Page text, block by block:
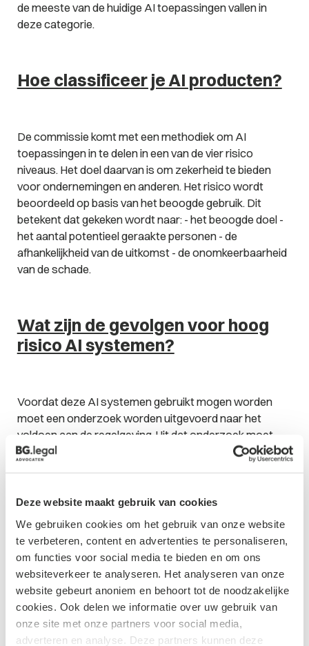
Deze website maakt gebruik van cookies
We gebruiken cookies om het gebruik van onze website
te verbeteren, content en advertenties te personaliseren,
om functies voor social media te bieden en om ons
websiteverkeer te analyseren. Het analyseren van onze
website gebeurt anoniem en behoort tot de noodzakelijke
cookies. Ook delen we informatie over uw gebruik van
onze site met onze partners voor social media,
adverteren en analyse. Deze partners kunnen deze
de meeste van de huidige AI toepassingen vallen in
deze categorie.
Hoe classificeer je AI producten?
De commissie komt met een methodiek om AI
toepassingen in te delen in een van de vier risico
niveaus. Het doel daarvan is om zekerheid te bieden
voor ondernemingen en anderen. Het risico wordt
beoordeeld op basis van het beoogde gebruik. Dit
betekent dat gekeken wordt naar: - het beoogde doel -
het aantal potentieel geraakte personen - de
afhankelijkheid van de uitkomst - de onomkeerbaarheid
van de schade.
Wat zijn de gevolgen voor hoog
risico AI systemen?
Voordat deze AI systemen gebruikt mogen worden
moet een onderzoek worden uitgevoerd naar het
voldoen aan de regelgeving. Uit dat onderzoek moet
blijken dat het AI systeem compliant is ten aanzien van
menselijk toezicht, accuratesse en robuustheid. Voor
sommige AI systemen zal een ‘notified body’
ingeschakeld moeten worden. Voor deze AI systemen
moet ook een risk management systeem worden
opgezet door de leverancier.
Wie gaat handhaven?